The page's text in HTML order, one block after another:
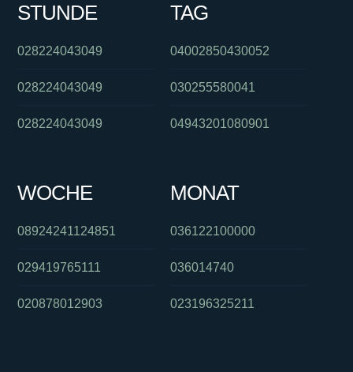
STUNDE
028224043049
028224043049
028224043049
TAG
04002850430052
030255580041
04943201080901
WOCHE
08924241124851
029419765111
020878012903
MONAT
036122100000
036014740
023196325211